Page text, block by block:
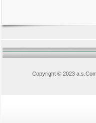
Copyright © 2023